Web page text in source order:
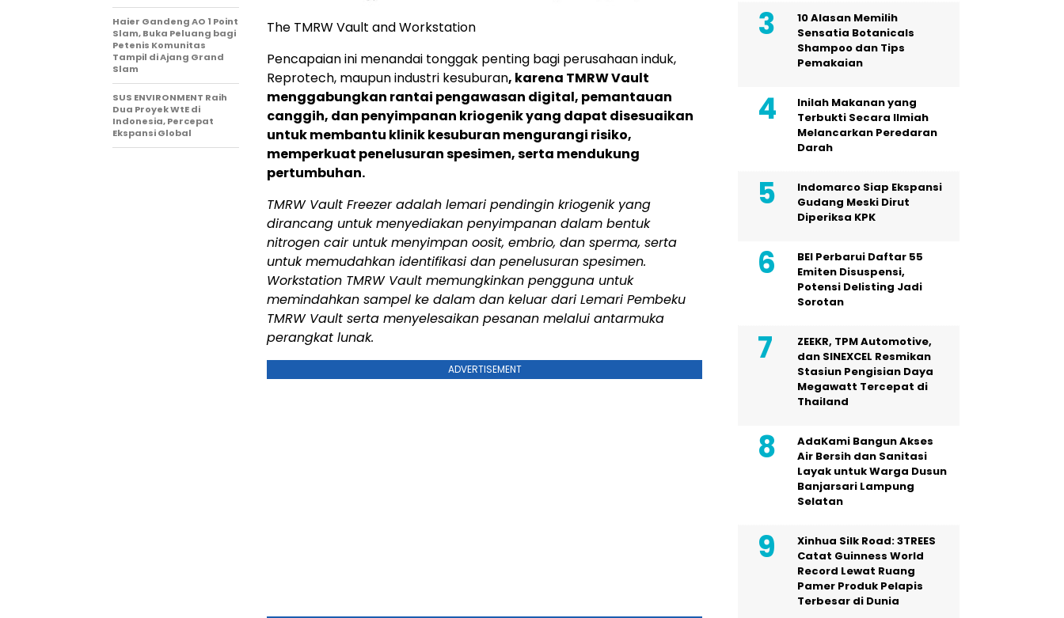
The TMRW Vault and Workstation
Pencapaian ini menandai tonggak penting bagi perusahaan induk,
Reprotech, maupun industri kesuburan, karena TMRW Vault
menggabungkan rantai pengawasan digital, pemantauan
canggih, dan penyimpanan kriogenik yang dapat disesuaikan
untuk membantu klinik kesuburan mengurangi risiko,
memperkuat penelusuran spesimen, serta mendukung
pertumbuhan.
TMRW Vault Freezer adalah lemari pendingin kriogenik yang
dirancang untuk menyediakan penyimpanan dalam bentuk
nitrogen cair untuk menyimpan oosit, embrio, dan sperma, serta
untuk memudahkan identifikasi dan penelusuran spesimen.
Workstation TMRW Vault memungkinkan pengguna untuk
memindahkan sampel ke dalam dan keluar dari Lemari Pembeku
TMRW Vault serta menyelesaikan pesanan melalui antarmuka
perangkat lunak.
ADVERTISEMENT
Haier Gandeng AO 1 Point
Slam, Buka Peluang bagi
Petenis Komunitas
Tampil di Ajang Grand
Slam
SUS ENVIRONMENT Raih
Dua Proyek WtE di
Indonesia, Percepat
Ekspansi Global
10 Alasan Memilih
Sensatia Botanicals
Shampoo dan Tips
Pemakaian
Inilah Makanan yang
Terbukti Secara Ilmiah
Melancarkan Peredaran
Darah
Indomarco Siap Ekspansi
Gudang Meski Dirut
Diperiksa KPK
BEI Perbarui Daftar 55
Emiten Disuspensi,
Potensi Delisting Jadi
Sorotan
ZEEKR, TPM Automotive,
dan SINEXCEL Resmikan
Stasiun Pengisian Daya
Megawatt Tercepat di
Thailand
AdaKami Bangun Akses
Air Bersih dan Sanitasi
Layak untuk Warga Dusun
Banjarsari Lampung
Selatan
Xinhua Silk Road: 3TREES
Catat Guinness World
Record Lewat Ruang
Pamer Produk Pelapis
Terbesar di Dunia